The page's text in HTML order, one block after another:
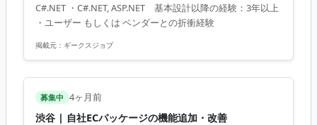
C#.NET ・C#.NET, ASP.NET 基本設計以降の経験：3年以上
・ユーザー もしくは ベンダーとの折衝経験
掲載元： ギークスジョブ
募集中 4ヶ月前
渋谷 | 自社ECパッケージの機能追加・改善